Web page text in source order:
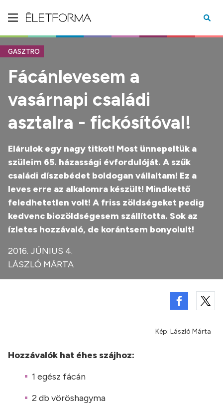
GASZTRO
Fácánlevesem a
vasárnapi családi
asztalra - fickósítóval!
Elárulok egy nagy titkot! Most ünnepeltük a
szüleim 65. házassági évfordulóját. A szűk
családi díszebédet boldogan vállaltam! Ez a
leves erre az alkalomra készült! Mindkettő
feledhetetlen volt! A friss zöldségeket pedig
kedvenc biozöldségesem szállította. Sok az
ízletes hozzávaló, de korántsem bonyolult!
2016. JÚNIUS 4.
LÁSZLÓ MÁRTA
Kép: László Márta
Hozzávalók hat éhes szájhoz:
1 egész fácán
2 db vöröshagyma